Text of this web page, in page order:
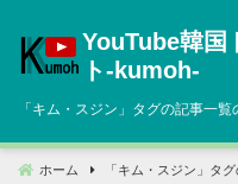
へ
YouTube韓国
ト‐kumoh‐
「キム・スジン 」タグの記事一覧
ホーム 「 キム・スジン 」タ